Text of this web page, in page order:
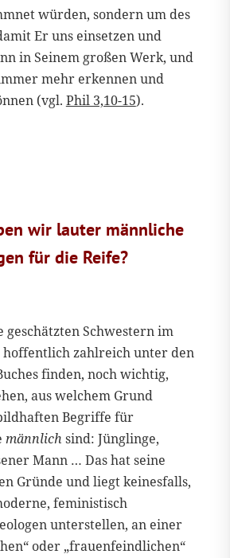
würden, sondern um des
Er uns einsetzen und
in Seinem großen Werk, und
mehr erkennen und
(vgl. Phil 3,10-15).
wir lauter männliche
für die Reife?
geschätzten Schwestern im
zahlreich unter den
finden, noch wichtig,
aus welchem Grund
Begriffe für
männlich sind: Jünglinge,
Mann … Das hat seine
Gründe und liegt keinesfalls,
feministisch
unterstellen, an einer
oder „frauenfeindlichen“